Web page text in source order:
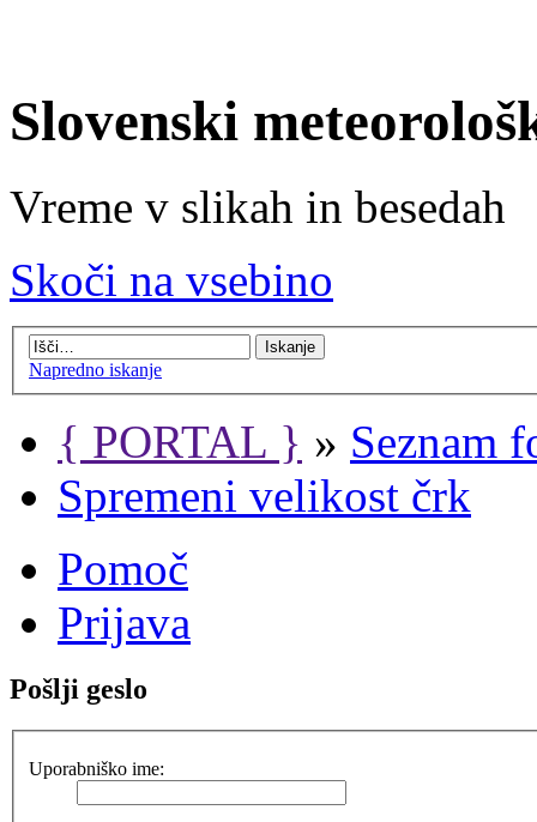
Slovenski
Vreme v slikah in besedah
Skoči na vsebino
Napredno iskanje
{ PORTAL } » Seznam
Spremeni velikost črk
Pomoč
Prijava
Pošlji geslo
Uporabniško ime: